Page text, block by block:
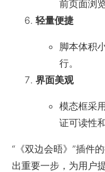
前页面浏
轻量便捷
脚本体积
行。
界面美观
模态框采
证可读性
“《双边会晤》”插件
出重要一步，为用户